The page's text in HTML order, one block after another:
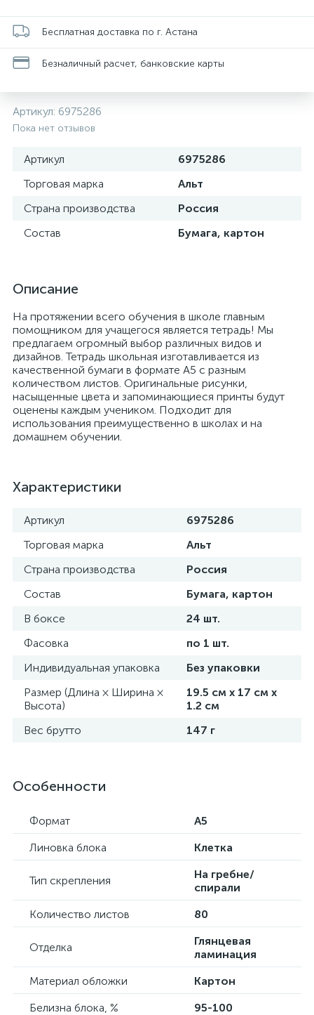
Бесплатная доставка по г. Астана
Безналичный расчет, банковские карты
Артикул: 6975286
Пока нет отзывов
Артикул
6975286
Торговая марка
Альт
Страна производства
Россия
Состав
Бумага, картон
Описание
На протяжении всего обучения в школе главным
помощником для учащегося является тетрадь! Мы
предлагаем огромный выбор различных видов и
дизайнов. Тетрадь школьная изготавливается из
качественной бумаги в формате А5 с разным
количеством листов. Оригинальные рисунки,
насыщенные цвета и запоминающиеся принты будут
оценены каждым учеником. Подходит для
использования преимущественно в школах и на
домашнем обучении.
Характеристики
Артикул
6975286
Торговая марка
Альт
Страна производства
Россия
Состав
Бумага, картон
В боксе
24 шт.
Фасовка
по 1 шт.
Индивидуальная упаковка
Без упаковки
Размер (Длина × Ширина ×
Высота)
19.5 см х 17 см х
1.2 см
Вес брутто
147 г
Особенности
Формат
А5
Линовка блока
Клетка
Тип скрепления
На гребне/
спирали
Количество листов
80
Отделка
Глянцевая
ламинация
Материал обложки
Картон
Белизна блока, %
95-100